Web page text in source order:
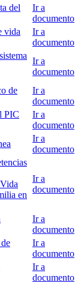
del
Ir a
documento
vida
Ir a
documento
Ir a
documento
de
Ir a
documento
PIC
Ir a
documento
Ir a
documento
en
Ir a
documento
Ir a
documento
Ir a
documento
Ir a
documento